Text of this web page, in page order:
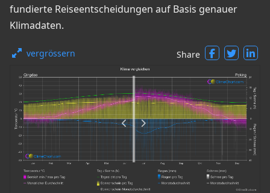
fundierte Reiseentscheidungen auf Basis genauer
Klimadaten.
vergrössern Share